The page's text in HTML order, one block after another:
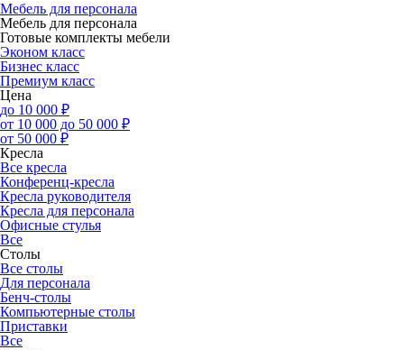
Мебель для персонала
Мебель для персонала
Готовые комплекты мебели
Эконом класс
Бизнес класс
Премиум класс
Цена
до 10 000 ₽
от 10 000 до 50 000 ₽
от 50 000 ₽
Кресла
Все кресла
Конференц-кресла
Кресла руководителя
Кресла для персонала
Офисные стулья
Все
Столы
Все столы
Для персонала
Бенч-столы
Компьютерные столы
Приставки
Все